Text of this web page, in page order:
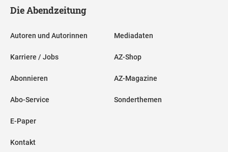
Die Abendzeitung
Autoren und Autorinnen
Karriere / Jobs
Abonnieren
Abo-Service
E-Paper
Kontakt
Mediadaten
AZ-Shop
AZ-Magazine
Sonderthemen